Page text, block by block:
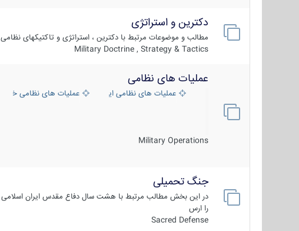
دکترین و استراتژی
مطالب و موضوعات مرتبط با دکترین ، استراتژی و تاکتیکهای نظامی
Military Doctrine , Strategy & Tactics
عملیات های نظامی
عملیات های نظامی ایران عملیات های نظامی خارجی
Military Operations
جنگ تحمیلی
در این بخش مطالب مرتبط با هشت سال دفاع مقدس ایران اسلامی
را ارس
Sacred Defense